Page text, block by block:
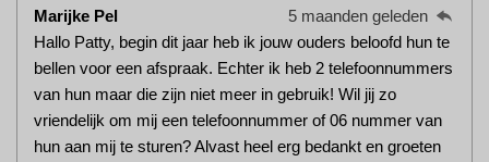
Marijke Pel
5 maanden geleden
Hallo Patty, begin dit jaar heb ik jouw ouders beloofd hun te
bellen voor een afspraak. Echter ik heb 2 telefoonnummers
van hun maar die zijn niet meer in gebruik! Wil jij zo
vriendelijk om mij een telefoonnummer of 06 nummer van
hun aan mij te sturen? Alvast heel erg bedankt en groeten